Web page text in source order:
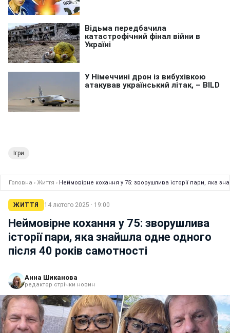
Ігри
Головна › Життя › Неймовірне кохання у 75: зворушлива історії пари, яка
ЖИТТЯ 14 лютого 2025 · 19:00
Неймовірне кохання у 75: зворушлива
історії пари, яка знайшла одне одного
після 40 років самотності
Анна Шиканова
редактор стрічки новин